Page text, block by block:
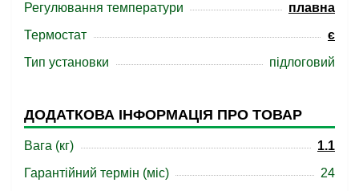
Регулювання температури
плавна
Термостат
є
Тип установки
підлоговий
ДОДАТКОВА ІНФОРМАЦІЯ ПРО ТОВАР
Вага (кг)
1.1
Гарантійний термін (міс)
24